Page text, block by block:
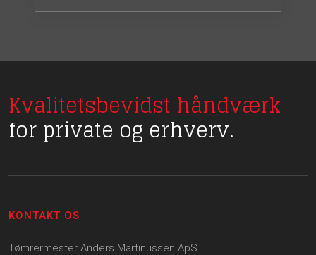
Kvalitetsbevidst håndværk
for private og erhverv.
KONTAKT OS
Tømrermester Anders Martinussen ApS